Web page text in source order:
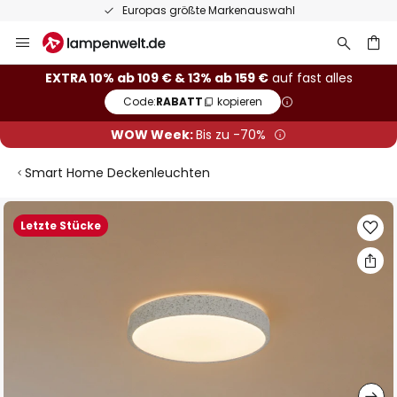
Europas größte Markenauswahl
Inhalt
springen
EXTRA 10% ab 109 € & 13% ab 159 €auf fast alles
Code:RABATT kopieren
WOW Week:Bis zu -70%
Smart Home Deckenleuchten
Letzte Stücke
Zum
Ende